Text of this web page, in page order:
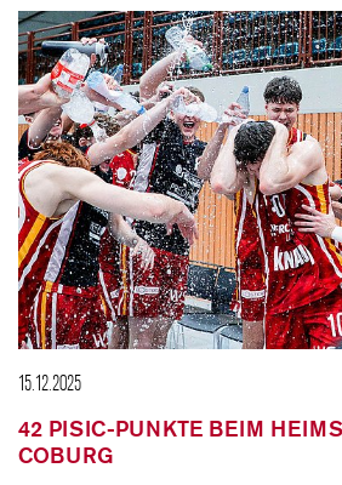
15.12.2025
42 PISIC-PUNKTE BEIM
COBURG